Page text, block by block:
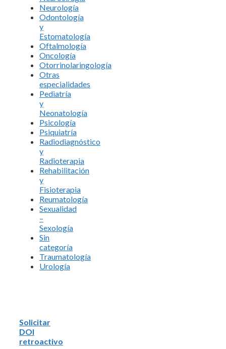
Neurología
Odontología
y
Estomatología
Oftalmología
Oncología
Otorrinolaringología
Otras
especialidades
Pediatría
y
Neonatología
Psicología
Psiquiatría
Radiodiagnóstico
y
Radioterapia
Rehabilitación
y
Fisioterapia
Reumatología
Sexualidad
–
Sexología
Sin
categoría
Traumatología
Urología
Solicitar
DOI
retroactivo